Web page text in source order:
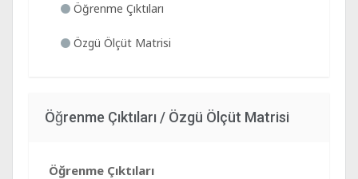
Öğrenme Çıktıları
Özgü Ölçüt Matrisi
Öğrenme Çıktıları / Özgü Ölçüt Matrisi
Öğrenme Çıktıları